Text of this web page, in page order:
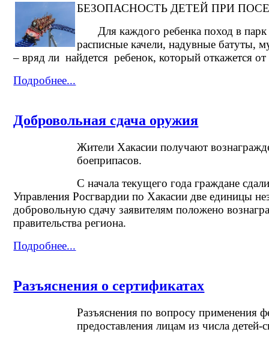
БЕЗОПАСНОСТЬ ДЕТЕЙ ПРИ
Для каждого ребенка поход в парк
расписные качели, надувные батуты,
– вряд ли найдется ребенок, который откажется
Подробнее...
Добровольная сдача оружия
Жители Хакасии получают
боеприпасов.
С начала текущего года граждане
Управления Росгвардии по Хакасии две единицы
добровольную сдачу заявителям положено
правительства региона.
Подробнее...
Разъяснения о сертификатах
Разъяснения по вопросу применения
предоставления лицам из числа